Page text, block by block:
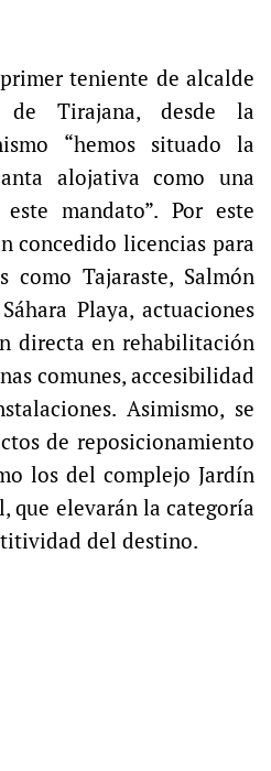
teniente de alcalde
de Tirajana, desde la
“hemos situado la
alojativa como una
mandato”. Por este
concedido licencias para
como Tajaraste, Salmón
Playa, actuaciones
directa en rehabilitación
comunes, accesibilidad
Asimismo, se
de reposicionamiento
los del complejo Jardín
que elevarán la categoría
del destino.